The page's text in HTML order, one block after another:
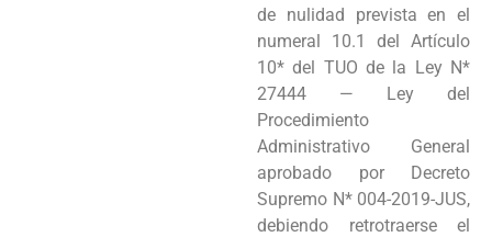
de nulidad prevista en el
numeral 10.1 del Artículo
10* del TUO de la Ley N*
27444 — Ley del
Procedimiento
Administrativo General
aprobado por Decreto
Supremo N* 004-2019-JUS,
debiendo retrotraerse el